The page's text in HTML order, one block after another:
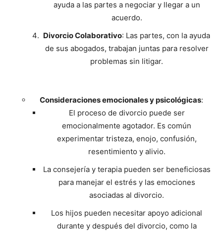
ayuda a las partes a negociar y llegar a un
acuerdo.
Divorcio Colaborativo: Las partes, con la ayuda
de sus abogados, trabajan juntas para resolver
problemas sin litigar.
Consideraciones emocionales y psicológicas:
El proceso de divorcio puede ser
emocionalmente agotador. Es común
experimentar tristeza, enojo, confusión,
resentimiento y alivio.
La consejería y terapia pueden ser beneficiosas
para manejar el estrés y las emociones
asociadas al divorcio.
Los hijos pueden necesitar apoyo adicional
durante y después del divorcio, como la